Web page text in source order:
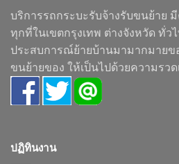
บริการรถกระบะรับจ้างรับขนย้าย
ทุกที่ในเขตกรุงเทพ ต่างจังหวัด ทั่ว
ประสบการณ์ย้ายบ้านมามากมายข
ขนย้ายของ ให้เป็นไปด้วยความรว
ปฏิทินงาน